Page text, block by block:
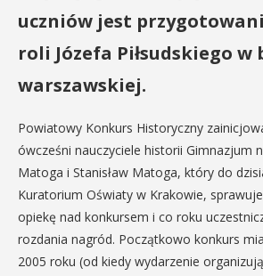
uczniów jest
roli Józefa Piłsudskiego w
warszawskiej.
Powiatowy Konkurs Historyczny
ówcześni nauczyciele historii Gimnazjum
Matoga i Stanisław Matoga, który do
Kuratorium Oświaty w Krakowie,
opiekę nad konkursem i co roku
rozdania nagród. Początkowo konkurs
2005 roku (od kiedy wydarzenie